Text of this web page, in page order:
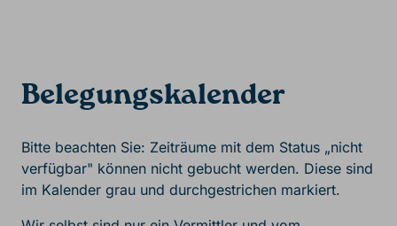
Belegungskalender
Bitte beachten Sie: Zeiträume mit dem Status „nicht
verfügbar" können nicht gebucht werden. Diese sind
im Kalender grau und durchgestrichen markiert.